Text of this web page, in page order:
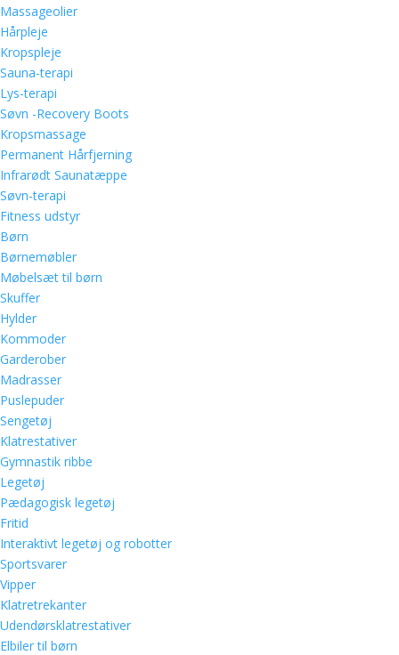
Massageolier
Hårpleje
Kropspleje
Sauna-terapi
Lys-terapi
Søvn -Recovery Boots
Kropsmassage
Permanent Hårfjerning
Infrarødt Saunatæppe
Søvn-terapi
Fitness udstyr
Børn
Børnemøbler
Møbelsæt til børn
Skuffer
Hylder
Kommoder
Garderober
Madrasser
Puslepuder
Sengetøj
Klatrestativer
Gymnastik ribbe
Legetøj
Pædagogisk legetøj
Fritid
Interaktivt legetøj og robotter
Sportsvarer
Vipper
Klatretrekanter
Udendørsklatrestativer
Elbiler til børn